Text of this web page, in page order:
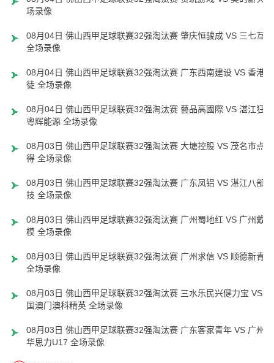
场录像
08月04日 佛山西甲足球联赛32强淘汰赛 肇庆恒骏成 VS 三七互娱
全场录像
08月04日 佛山西甲足球联赛32强淘汰赛 广东西南建设 VS 香港圣
徒 全场录像
08月04日 佛山西甲足球联赛32强淘汰赛 藝品高國際 VS 湛江狂狼
粵辉能源 全场录像
08月03日 佛山西甲足球联赛32强淘汰赛 大塘控股 VS 茂名市点都
得 全场录像
08月03日 佛山西甲足球联赛32强淘汰赛 广东凤铝 VS 湛江八部科
技 全场录像
08月03日 佛山西甲足球联赛32强淘汰赛 广州蜀地红 VS 广州戴拿
模 全场录像
08月03日 佛山西甲足球联赛32强淘汰赛 广州求信 VS 顺德新青年
全场录像
08月03日 佛山西甲足球联赛32强淘汰赛 三水乐民兴健力宝 VS 中
国澳门澳科精英 全场录像
08月03日 佛山西甲足球联赛32强淘汰赛 广东客家青年 VS 广州英
华思力U17 全场录像